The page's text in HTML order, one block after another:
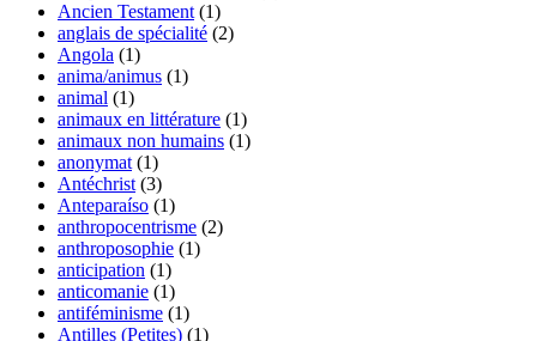
Ancien Testament (1)
anglais de spécialité (2)
Angola (1)
anima/animus (1)
animal (1)
animaux en littérature (1)
animaux non humains (1)
anonymat (1)
Antéchrist (3)
Anteparaíso (1)
anthropocentrisme (2)
anthroposophie (1)
anticipation (1)
anticomanie (1)
antiféminisme (1)
Antilles (Petites) (1)